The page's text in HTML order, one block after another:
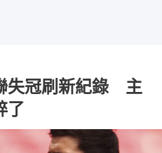
失冠刷新紀錄 主
了